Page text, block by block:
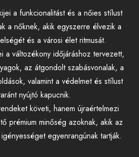
a funkcionalitást és a nőies stílust
a nőknek, akik egyszerre élvezik a
és a városi élet ritmusát.
a változékony időjáráshoz tervezett,
az átgondolt szabásvonalak, a
valamint a védelmet és stílust
nyújtó kapucnik.
követi, hanem újraértelmezi
prémium minőség azoknak, akik az
egyenrangúnak tartják.